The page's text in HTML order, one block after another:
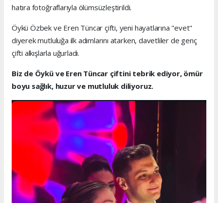
hatıra fotoğraflarıyla ölümsüzleştirildi.
Öykü Özbek ve Eren Tüncar çifti, yeni hayatlarına "evet"
diyerek mutluluğa ilk adımlarını atarken, davetliler de genç
çifti alkışlarla uğurladı.
Biz de Öykü ve Eren Tüncar çiftini tebrik ediyor, ömür
boyu sağlık, huzur ve mutluluk diliyoruz.